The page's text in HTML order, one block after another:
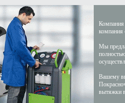
Компания
компания
Мы
Вашему
вытяжки